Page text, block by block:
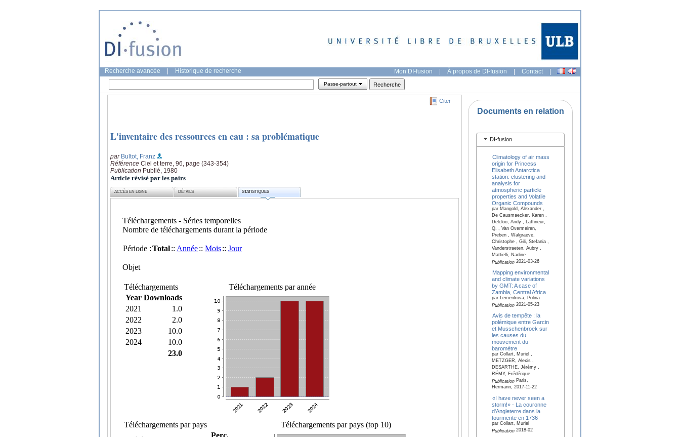
Recherche avancée Historique de recherche Mon DI-fusion | À propos de DI-fusion | Contact |
Passe-partout
Citer
L'inventaire des ressources en eau : sa problématique
par Bultot, Franz
Référence Ciel et terre, 96, page (343-354)
Publication Publié, 1980
Article révisé par les pairs
ACCÈS EN LIGNE DÉTAILS STATISTIQUES
Documents en relation
DI-fusion
Climatology of air mass
origin for Princess
Elisabeth Antarctica
station: clustering and
analysis for
atmospheric particle
properties and Volatile
Organic Compounds
par Mangold, Alexander ,
De Causmaecker, Karen ,
Delcloo, Andy , Laffineur,
Q. , Van Overmeiren,
Preben , Walgraeve,
Christophe , Gili, Stefania ,
Vanderstraeten, Aubry ,
Mattielli, Nadine
Publication2021-03-26
Mapping environmental
and climate variations
by GMT: A case of
Zambia, Central Africa
par Lemenkova, Polina
Publication2021-05-23
Avis de tempête : la
polémique entre Garcin
et Musschenbroek sur
les causes du
mouvement du
baromètre
par Collart, Muriel ,
METZGER, Alexis ,
DESARTHE, Jérémy ,
RÉMY, Frédérique
PublicationParis,
Hermann, 2017-11-22
«I have never seen a
storm!» - La couronne
d'Angleterre dans la
tourmente en 1736
par Collart, Muriel
Publication2018-02